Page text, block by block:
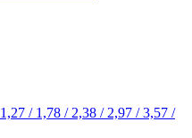
1,27 / 1,78 / 2,38 / 2,97 / 3,57 /